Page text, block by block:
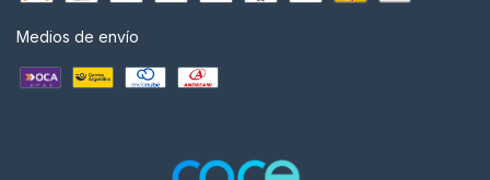
Medios de envío